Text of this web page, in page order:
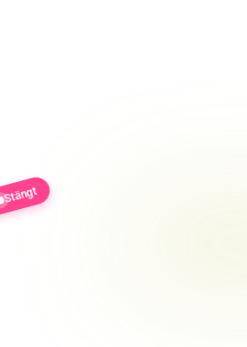
Stängt